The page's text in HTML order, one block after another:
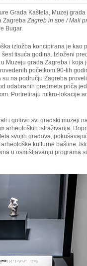
Grada Kaštela, Muzej
Zagreba Zagreb in spe / Mali
Bugar.
izložba koncipirana je kao
tisuća godina. Izloženi
Muzeju grada Zagreba i koja
početkom 90-tih
na području Zagreba
odabranih predmeta priča
Portretiraju mikro-lokacije
i gotovo svi gradski muzeji
arheoloških istraživanja.
svojih gradova,
kulturne baštine.
u osmišljavanju programa